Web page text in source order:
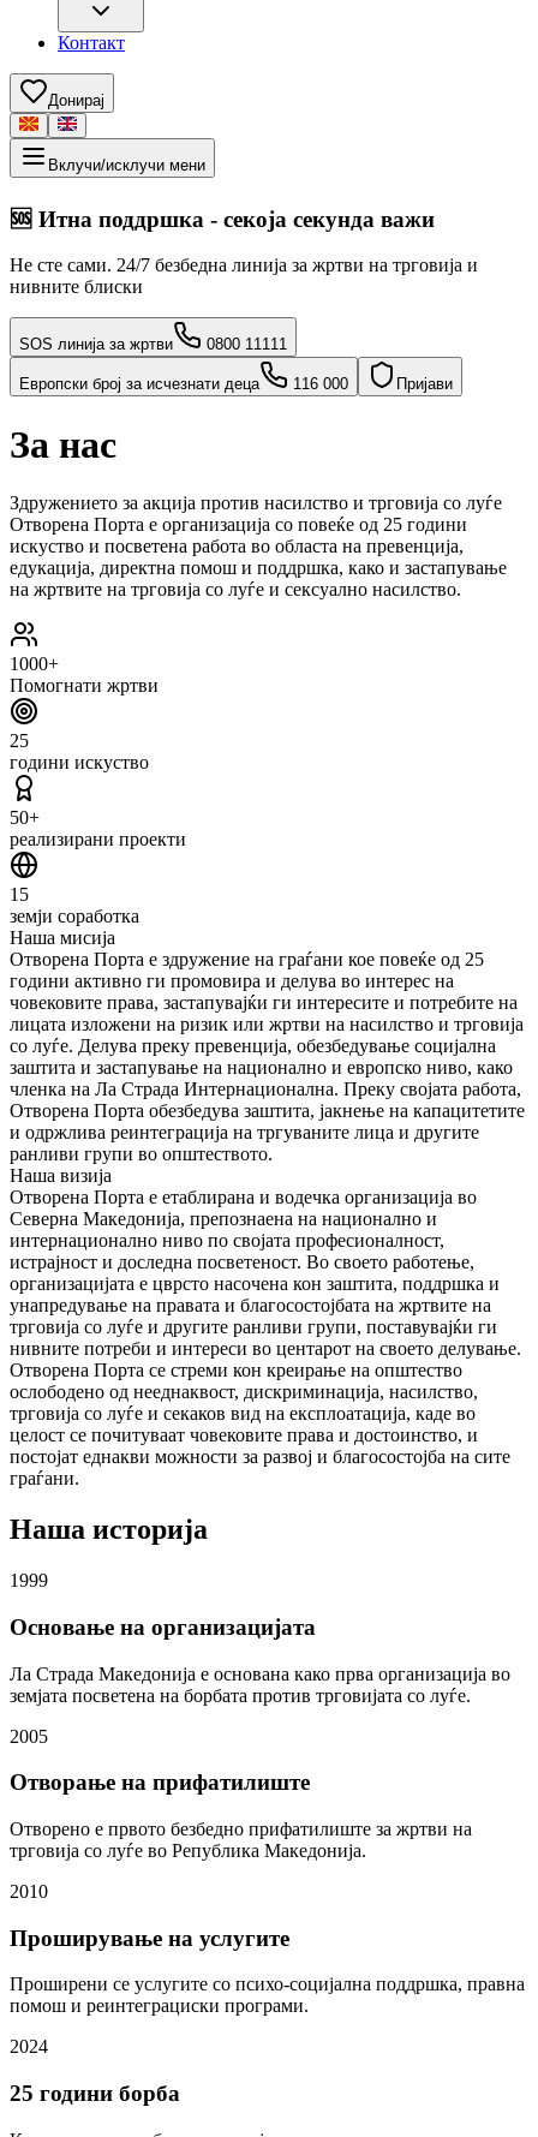
Контакт
Донирај
Вклучи/исклучи мени
🆘 Итна поддршка - секоја секунда важи
Не сте сами. 24/7 безбедна линија за жртви на трговија и
нивните блиски
SOS линија за жртви 0800 11111
Европски број за исчезнати деца 116 000 Пријави
За нас
Здружението за акција против насилство и трговија со луѓе
Отворена Порта е организација со повеќе од 25 години
искуство и посветена работа во областа на превенција,
едукација, директна помош и поддршка, како и застапување
на жртвите на трговија со луѓе и сексуално насилство.
1000+
Помогнати жртви
25
години искуство
50+
реализирани проекти
15
земји соработка
Наша мисија
Отворена Порта е здружение на граѓани кое повеќе од 25
години активно ги промовира и делува во интерес на
човековите права, застапувајќи ги интересите и потребите на
лицата изложени на ризик или жртви на насилство и трговија
со луѓе. Делува преку превенција, обезбедување социјална
заштита и застапување на национално и европско ниво, како
членка на Ла Страда Интернационална. Преку својата работа,
Отворена Порта обезбедува заштита, јакнење на капацитетите
и одржлива реинтеграција на тргуваните лица и другите
ранливи групи во општеството.
Наша визија
Отворена Порта е етаблирана и водечка организација во
Северна Македонија, препознаена на национално и
интернационално ниво по својата професионалност,
истрајност и доследна посветеност. Во своето работење,
организацијата е цврсто насочена кон заштита, поддршка и
унапредување на правата и благосостојбата на жртвите на
трговија со луѓе и другите ранливи групи, поставувајќи ги
нивните потреби и интереси во центарот на своето делување.
Отворена Порта се стреми кон креирање на општество
ослободено од нееднаквост, дискриминација, насилство,
трговија со луѓе и секаков вид на експлоатација, каде во
целост се почитуваат човековите права и достоинство, и
постојат еднакви можности за развој и благосостојба на сите
граѓани.
Наша историја
1999
Основање на организацијата
Ла Страда Македонија е основана како прва организација во
земјата посветена на борбата против трговијата со луѓе.
2005
Отворање на прифатилиште
Отворено е првото безбедно прифатилиште за жртви на
трговија со луѓе во Република Македонија.
2010
Проширување на услугите
Проширени се услугите со психо-социјална поддршка, правна
помош и реинтеграциски програми.
2024
25 години борба